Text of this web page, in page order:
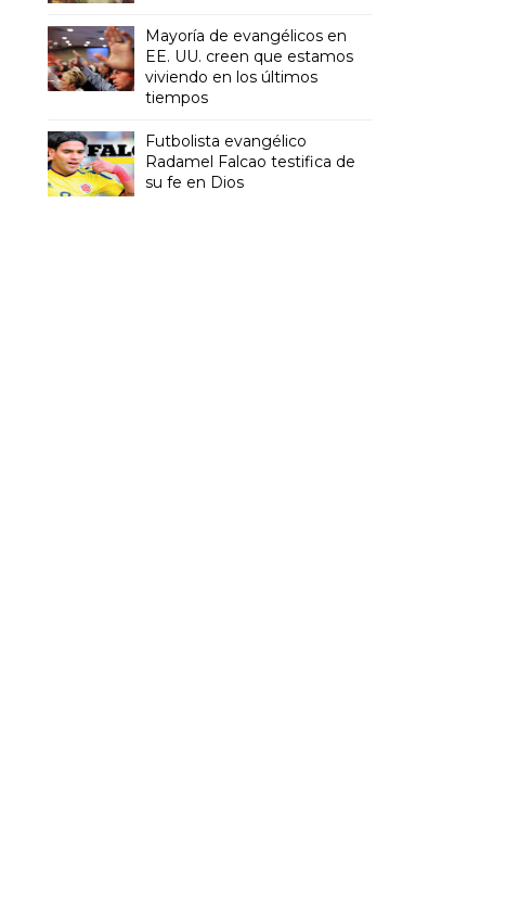
Mayoría de evangélicos en
EE. UU. creen que estamos
viviendo en los últimos
tiempos
Futbolista evangélico
Radamel Falcao testifica de
su fe en Dios